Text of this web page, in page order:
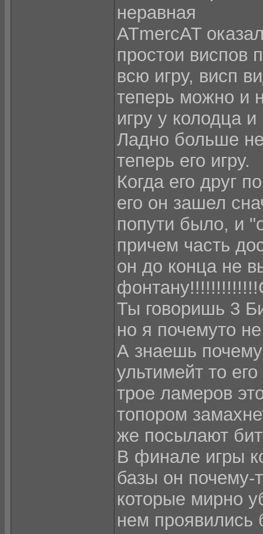
неравная
ATmercAT
простои виспов
всю игру, висп
теперь можно и
игру у колодца
Ладно больше не
теперь его игру.
Когда его друг
его он зашел
попути было, и
причем часть
он до конца не
Ты говоришь 3
но я почемуто
А знаешь
ультимейт то
трое ламеров
топором
же посылают
В финале игры
базы он почему-
которые мирно
нем проявились